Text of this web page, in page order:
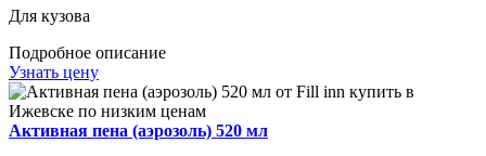
Для кузова
Подробное описание
Узнать цену
Активная пена (аэрозоль) 520 мл